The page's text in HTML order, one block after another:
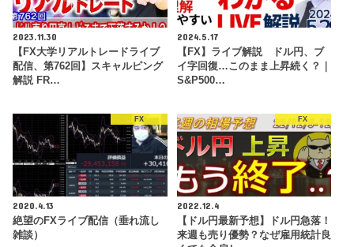
2023.11.30
【FX大学リアルトレードライブ
配信、第762回】スキャルピング
解説 FR…
2024.5.17
【FX】ライブ解説 ドル円、ブ
イ字回復…このまま上昇続く？｜
S&P500…
FX
2020.4.13
絶望のFXライブ配信（垂れ流し
雑談）
FX
2022.12.4
【ドル円最新予想】ドル円急落！
来週も売り優勢？なぜ雇用統計良